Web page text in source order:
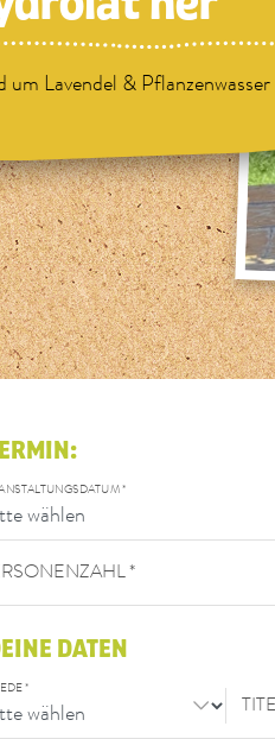
Lavendel & Pflanzenwasser
*
*
DATEN
*